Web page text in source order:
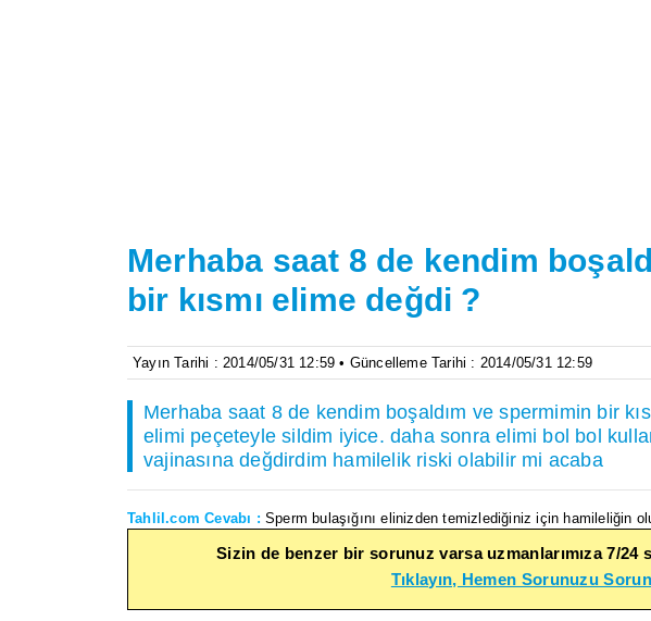
Merhaba saat 8 de kendim
bir kısmı elime değdi ?
Yayın Tarihi : 2014/05/31 12:59 • Güncelleme Tarihi : 2014/05/31 12:59
Merhaba saat 8 de kendim boşaldım ve spermimin bir
elimi peçeteyle sildim iyice. daha sonra elimi bol bol
vajinasına değdirdim hamilelik riski olabilir mi acaba
Tahlil.com Cevabı : Sperm bulaşığını elinizden temizlediğiniz için hamileliğin
Sizin de benzer bir sorunuz varsa uzmanlarımıza 7/
Tıklayın, Hemen Sorunuzu